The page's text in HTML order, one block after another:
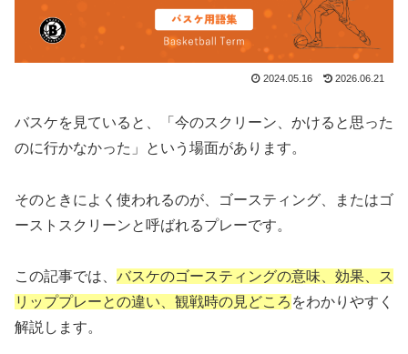
2024.05.16 2026.06.21
バスケを見ていると、「今のスクリーン、かけると思った
のに行かなかった」という場面があります。
そのときによく使われるのが、ゴースティング、またはゴ
ーストスクリーンと呼ばれるプレーです。
この記事では、 バスケのゴースティングの意味、効果、ス
リッププレーとの違い、観戦時の見どころ をわかりやすく
解説します。